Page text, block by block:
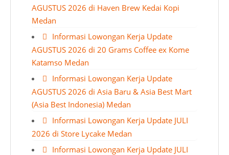
AGUSTUS 2026 di Haven Brew Kedai Kopi
Medan
Informasi Lowongan Kerja Update
AGUSTUS 2026 di 20 Grams Coffee ex Kome
Katamso Medan
Informasi Lowongan Kerja Update
AGUSTUS 2026 di Asia Baru & Asia Best Mart
(Asia Best Indonesia) Medan
Informasi Lowongan Kerja Update JULI
2026 di Store Lycake Medan
Informasi Lowongan Kerja Update JULI